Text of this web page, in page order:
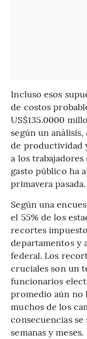
Incluso esos
de costos
US$135.0000
según un
de productividad
a los
gasto público ha
primavera pasada.
Según una
el 55% de los
recortes
departamentos y
federal. Los
cruciales son un
funcionarios
promedio aún no
muchos de los
consecuencias
semanas y meses.